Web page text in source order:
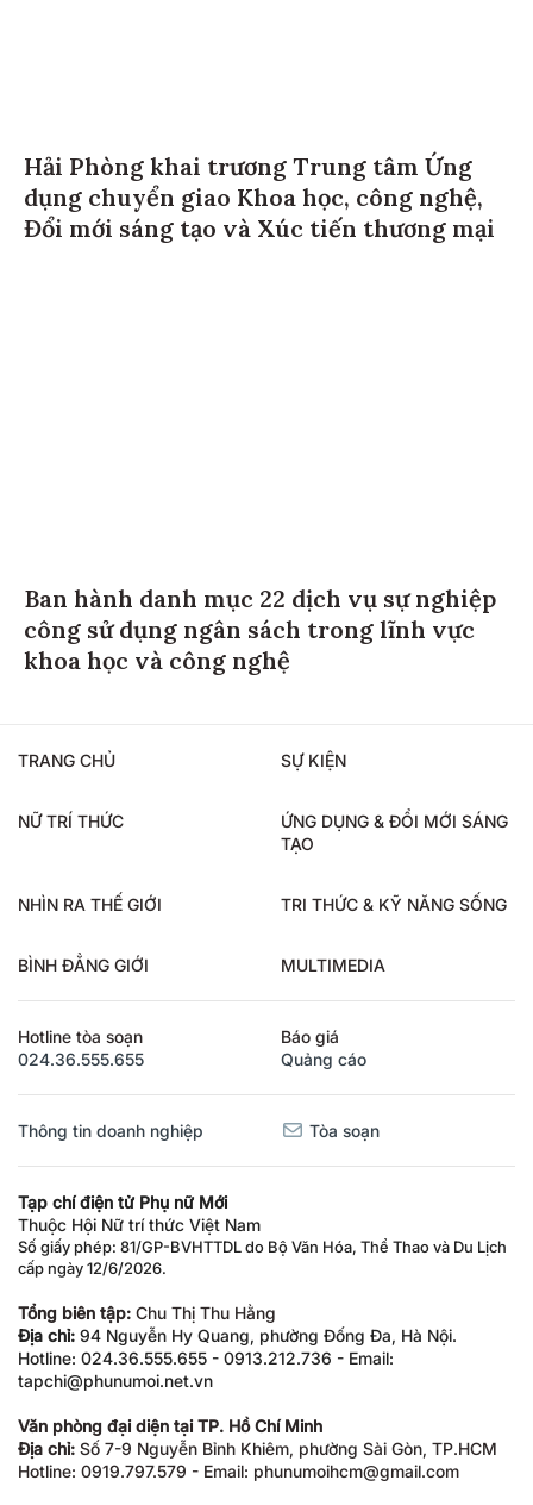
Hải Phòng khai trương Trung tâm Ứng
dụng chuyển giao Khoa học, công nghệ,
Đổi mới sáng tạo và Xúc tiến thương mại
Ban hành danh mục 22 dịch vụ sự nghiệp
công sử dụng ngân sách trong lĩnh vực
khoa học và công nghệ
TRANG CHỦ SỰ KIỆN
NỮ TRÍ THỨC
ỨNG DỤNG & ĐỔI MỚI SÁNG
TẠO
NHÌN RA THẾ GIỚI TRI THỨC & KỸ NĂNG SỐNG
BÌNH ĐẲNG GIỚI MULTIMEDIA
Hotline tòa soạn
024.36.555.655
Báo giá
Quảng cáo
Thông tin doanh nghiệp Tòa soạn
Tạp chí điện tử Phụ nữ Mới
Thuộc Hội Nữ trí thức Việt Nam
Số giấy phép: 81/GP-BVHTTDL do Bộ Văn Hóa, Thể Thao và Du Lịch
cấp ngày 12/6/2026.
Tổng biên tập: Chu Thị Thu Hằng
Địa chỉ: 94 Nguyễn Hy Quang, phường Đống Đa, Hà Nội.
Hotline: 024.36.555.655 - 0913.212.736 - Email:
tapchi@phunumoi.net.vn
Văn phòng đại diện tại TP. Hồ Chí Minh
Địa chỉ: Số 7-9 Nguyễn Bỉnh Khiêm, phường Sài Gòn, TP.HCM
Hotline: 0919.797.579 - Email: phunumoihcm@gmail.com